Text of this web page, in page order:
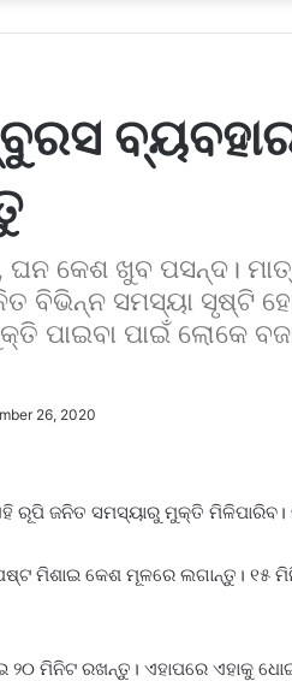
କେଶ ଖୁବ ପସନ୍ଦ।
ବିଭିନ୍ନ ସମସ୍ୟା ସୃଷ୍ଟି
ପାଇବା ପାଇଁ ଲୋକେ
26, 2020
ରୂପି ଜନିତ ସମସ୍ୟାରୁ ମୁକ୍ତି ମିଳିପାରିବ।
ମିଶାଇ କେଶ ମୂଳରେ ଲଗାନ୍ତୁ। ୧୫
ମିନିଟ ରଖନ୍ତୁ। ଏହାପରେ ଏହାକୁ